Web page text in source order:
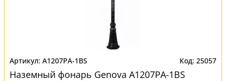
A1207PA-1BS 25057
Наземный фонарь Genova A1207PA-1BS